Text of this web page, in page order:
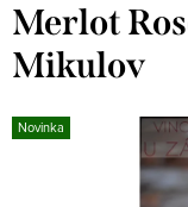
Merlot
Mikulov
Novinka